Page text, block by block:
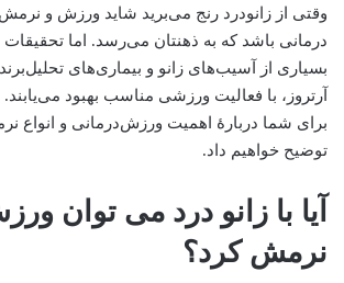
وقتی از زانودرد رنج می‌برید شاید ورزش و نرمش
درمانی باشد که به ذهنتان ‌می‌رسد. اما
بسیاری از آسیب‌های زانو و بیماری‌های
آرتروز، با فعالیت ورزشی مناسب بهبود
برای شما دربارۀ اهمیت ورزش‌درمانی و انواع
توضیح خواهیم داد.
آیا با زانو درد می‌ توان
نرمش کرد؟